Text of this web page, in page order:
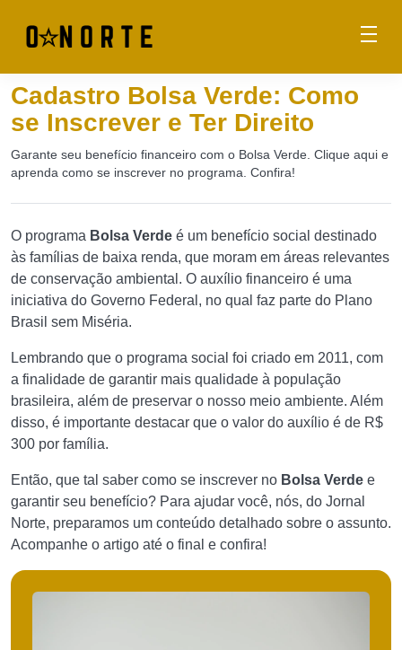
Cadastro Bolsa Verde: Como
se Inscrever e Ter Direito
Garante seu benefício financeiro com o Bolsa Verde. Clique aqui e
aprenda como se inscrever no programa. Confira!
O programa Bolsa Verde é um benefício social destinado
às famílias de baixa renda, que moram em áreas relevantes
de conservação ambiental. O auxílio financeiro é uma
iniciativa do Governo Federal, no qual faz parte do Plano
Brasil sem Miséria.
Lembrando que o programa social foi criado em 2011, com
a finalidade de garantir mais qualidade à população
brasileira, além de preservar o nosso meio ambiente. Além
disso, é importante destacar que o valor do auxílio é de R$
300 por família.
Então, que tal saber como se inscrever no Bolsa Verde e
garantir seu benefício? Para ajudar você, nós, do Jornal
Norte, preparamos um conteúdo detalhado sobre o assunto.
Acompanhe o artigo até o final e confira!